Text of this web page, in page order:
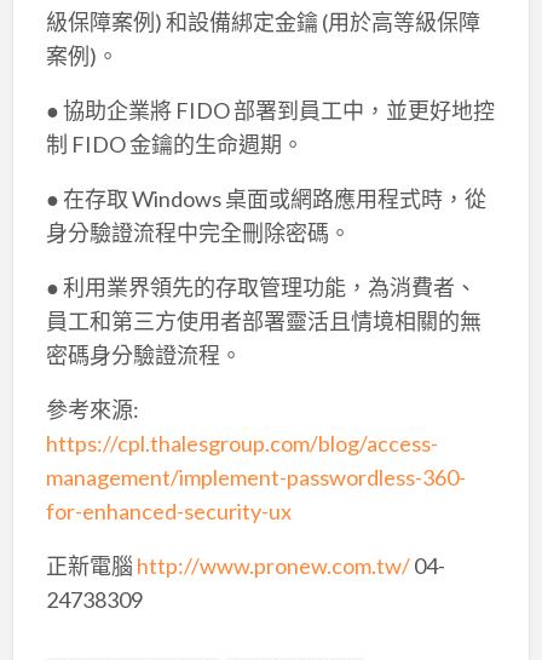
級保障案例) 和設備綁定金鑰 (用於高等級保障
案例)。
● 協助企業將 FIDO 部署到員工中，並更好地控
制 FIDO 金鑰的生命週期。
● 在存取 Windows 桌面或網路應用程式時，從
身分驗證流程中完全刪除密碼。
● 利用業界領先的存取管理功能，為消費者、
員工和第三方使用者部署靈活且情境相關的無
密碼身分驗證流程。
參考來源:
https://cpl.thalesgroup.com/blog/access-
management/implement-passwordless-360-
for-enhanced-security-ux
正新電腦 http://www.pronew.com.tw/04-
24738309